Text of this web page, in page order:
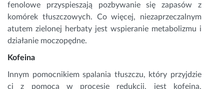
fenolowe przyspieszają pozbywanie się zapasów z
komórek tłuszczowych. Co więcej, niezaprzeczalnym
atutem zielonej herbaty jest wspieranie metabolizmu i
działanie moczopędne.
Kofeina
Innym pomocnikiem spalania tłuszczu, który przyjdzie
ci z pomocą w procesie redukcji, jest kofeina.